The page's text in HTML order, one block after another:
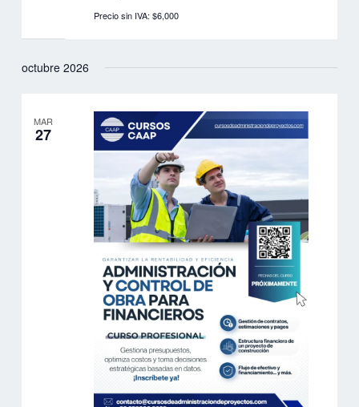
Precio sin IVA: $6,000
octubre 2026
MAR
27